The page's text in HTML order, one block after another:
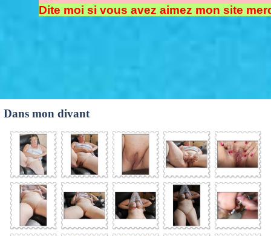
Dite moi si vous avez aimez mon site
Dans mon divant